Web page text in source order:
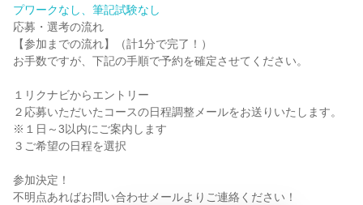
プワークなし、筆記試験なし
応募・選考の流れ
【参加までの流れ】（計1分で完了！）
お手数ですが、下記の手順で予約を確定させてください。
１リクナビからエントリー
２応募いただいたコースの日程調整メールをお送りいたします。
※１日～3以内にご案内します
３ご希望の日程を選択
参加決定！
不明点あればお問い合わせメールよりご連絡ください！